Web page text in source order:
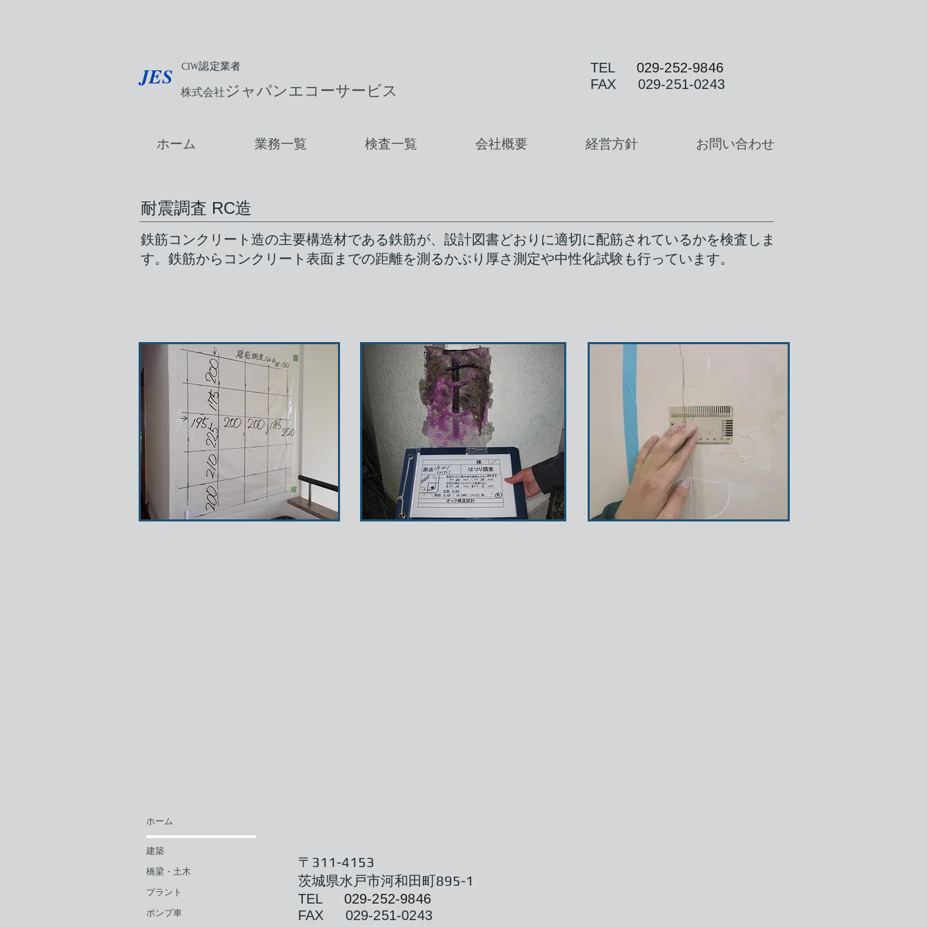
​JES
株式会社ジャパンエコーサービス
CIW認定業者 TEL
029-252-9846
FAX 029-251-0243
ホーム 業務一覧 検査一覧 会社概要 経営方針 お問い合わせ
​耐震調査 RC造
鉄筋コンクリート造の主要構造材である鉄筋が、設計図書どおりに適切に配筋されているかを検査しま
す。鉄筋からコンクリート表面までの距離を測るかぶり厚さ測定や中性化試験も行っています。
ホーム
建築
橋梁・土木
プラント
ポンプ車
〒311-4153
茨城県水戸市河和田町895-1
TEL
029-252-9846
FAX 029-251-0243